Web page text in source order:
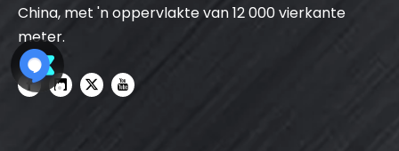
China, met 'n oppervlakte van 12 000 vierkante
meter.